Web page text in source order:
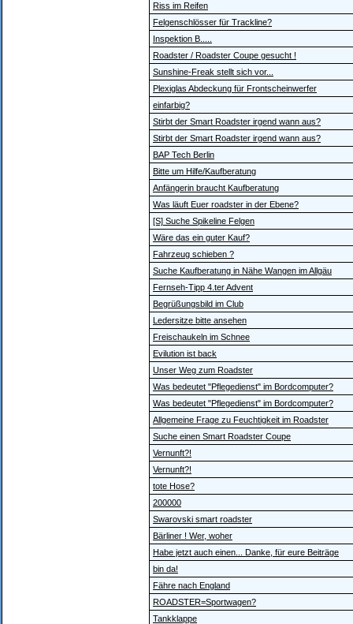
Riss im Reifen
Felgenschlösser für Trackline?
Inspektion B.....
Roadster / Roadster Coupe gesucht !
Sunshine-Freak stellt sich vor...
Plexiglas Abdeckung für Frontscheinwerfer
einfarbig?
Stirbt der Smart Roadster irgend wann aus?
Stirbt der Smart Roadster irgend wann aus?
BAP Tech Berlin
Bitte um Hilfe/Kaufberatung
Anfängerin braucht Kaufberatung
Was läuft Euer roadster in der Ebene?
[S] Suche Spikeline Felgen
Wäre das ein guter Kauf?
Fahrzeug schieben ?
Suche Kaufberatung in Nähe Wangen im Allgäu
Fernseh-Tipp 4.ter Advent
Begrüßungsbild im Club
Ledersitze bitte ansehen
Freischaukeln im Schnee
Evilution ist back
Unser Weg zum Roadster
Was bedeutet "Pflegedienst" im Bordcomputer?
Was bedeutet "Pflegedienst" im Bordcomputer?
Allgemeine Frage zu Feuchtigkeit im Roadster
Suche einen Smart Roadster Coupe
Vernunft?!
Vernunft?!
tote Hose?
200000
Swarovski smart roadster
Bärliner ! Wer, woher
Habe jetzt auch einen... Danke, für eure Beiträge
bin da!
Fähre nach England
ROADSTER=Sportwagen?
Tankklappe